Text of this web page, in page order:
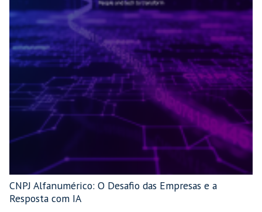
CNPJ Alfanumérico: O Desafio das Empresas e a
Resposta com IA